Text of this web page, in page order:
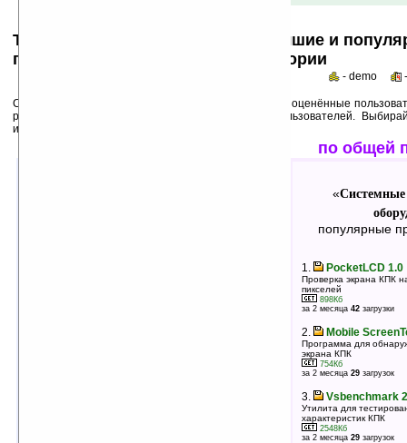
Top 50s по категориям: самые лучшие и
программы для Pocket PC в категории
- demo
Среди лучших ниже перечислены программы, выше оценённые
рейтинги популярности на основе активности пользователей.
использования!
по общей
«
популярные
1. PocketLCD 1.0
Проверка экрана КПК
пикселей
898Кб
за 2 месяца 42 загрузки
2. Mobile
Программа для
экрана КПК
754Кб
за 2 месяца 29 загрузок
3. Vsbenchmark
Утилита для
характеристик КПК
2548Кб
за 2 месяца 29 загрузок